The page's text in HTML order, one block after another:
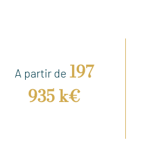
A partir de 197
935 k€